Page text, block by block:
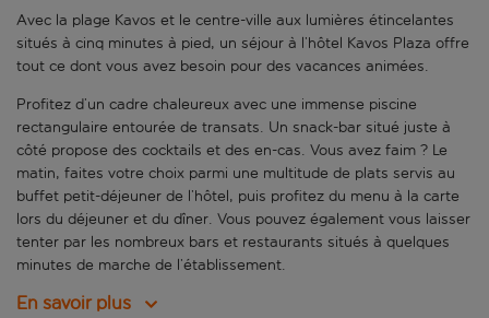
Avec la plage Kavos et le centre-ville aux lumières étincelantes
situés à cinq minutes à pied, un séjour à l’hôtel Kavos Plaza offre
tout ce dont vous avez besoin pour des vacances animées.
Profitez d’un cadre chaleureux avec une immense piscine
rectangulaire entourée de transats. Un snack-bar situé juste à
côté propose des cocktails et des en-cas. Vous avez faim ? Le
matin, faites votre choix parmi une multitude de plats servis au
buffet petit-déjeuner de l’hôtel, puis profitez du menu à la carte
lors du déjeuner et du dîner. Vous pouvez également vous laisser
tenter par les nombreux bars et restaurants situés à quelques
minutes de marche de l’établissement.
En savoir plus